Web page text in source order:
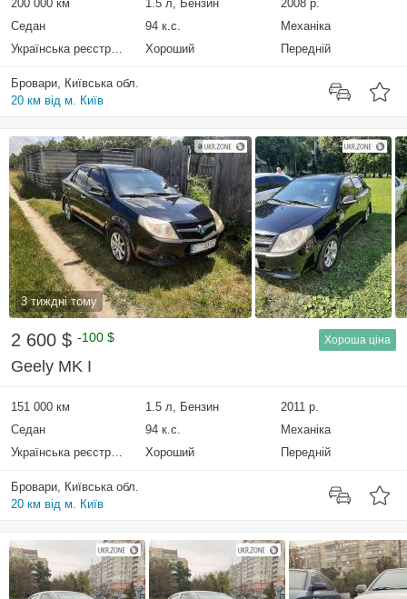
200 000 км 1.5 л, Бензин
2008 р.
Седан
94 к.с.
Механіка
Українська реєстрація
Хороший Передній
Бровари, Київська обл.
20 км від м. Київ
3 тиждні тому
2 600 $ -100 $ Хороша ціна
Geely MK I
151 000 км 1.5 л, Бензин
2011 р.
Седан
94 к.с.
Механіка
Українська реєстрація
Хороший Передній
Бровари, Київська обл.
20 км від м. Київ